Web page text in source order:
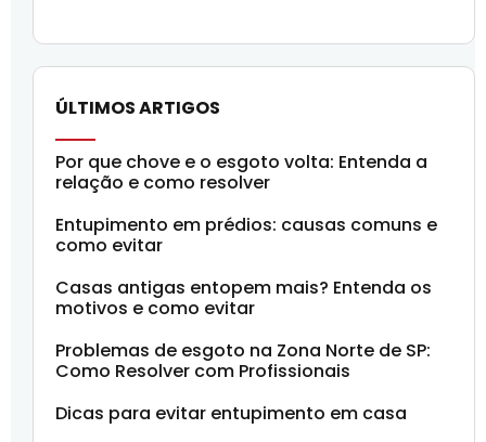
ÚLTIMOS ARTIGOS
Por que chove e o esgoto volta: Entenda a
relação e como resolver
Entupimento em prédios: causas comuns e
como evitar
Casas antigas entopem mais? Entenda os
motivos e como evitar
Problemas de esgoto na Zona Norte de SP:
Como Resolver com Profissionais
Dicas para evitar entupimento em casa